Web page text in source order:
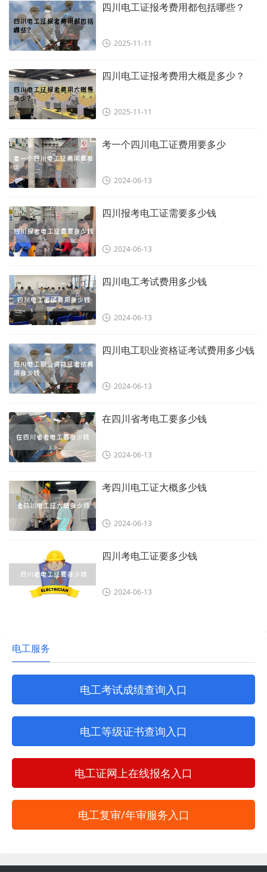
四川电工证报考费用都包括哪些？
2025-11-11
四川电工证报考费用大概是多少？
2025-11-11
考一个四川电工证费用要多少
2024-06-13
四川报考电工证需要多少钱
2024-06-13
四川电工考试费用多少钱
2024-06-13
四川电工职业资格证考试费用多少钱
2024-06-13
在四川省考电工要多少钱
2024-06-13
考四川电工证大概多少钱
2024-06-13
四川考电工证要多少钱
2024-06-13
电工服务
电工考试成绩查询入口
电工等级证书查询入口
电工证网上在线报名入口
电工复审/年审服务入口